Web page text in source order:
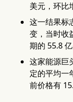
美元，环比
这一结果标
变，当时收
期的 55.8 亿
这家能源巨
定的平均一
前价格有